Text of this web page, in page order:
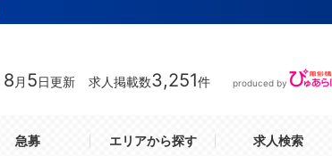
8 月 5日更新 求人掲載数3,251件 produced by
急募 エリアから探す 求人検索